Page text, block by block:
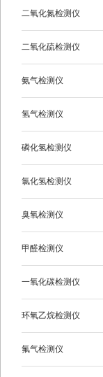
二氧化氮检测仪
二氧化硫检测仪
氨气检测仪
氢气检测仪
磷化氢检测仪
氯化氢检测仪
臭氧检测仪
甲醛检测仪
一氧化碳检测仪
环氧乙烷检测仪
氟气检测仪